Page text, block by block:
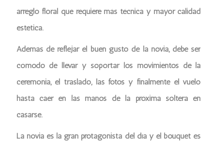
arreglo floral que requiere más técnica y mayor calidad
estética.
Además de reflejar el buen gusto de la novia, debe ser
cómodo de llevar y soportar los movimientos de la
ceremonia, el traslado, las fotos y finalmente el vuelo
hasta caer en las manos de la próxima soltera en
casarse.
La novia es la gran protagonista del día y el bouquet es